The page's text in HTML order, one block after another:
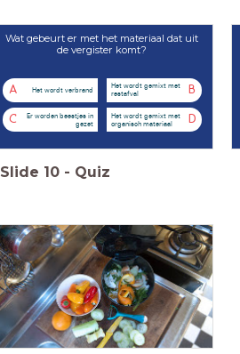
Wat gebeurt er met het materiaal dat uit
de vergister komt?
A Het wordt verbrand B
Het wordt gemixt met
restafval
C
Er worden beestjes in
gezet
D
Het wordt gemixt met
organisch materiaal
Slide 10 - Quiz